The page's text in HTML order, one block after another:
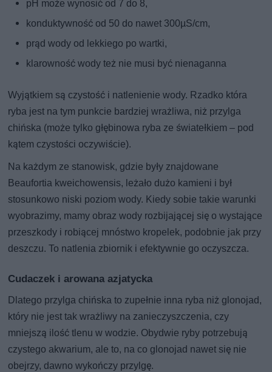
pH może wynosić od 7 do 8,
konduktywność od 50 do nawet 300µS/cm,
prąd wody od lekkiego po wartki,
klarowność wody też nie musi być nienaganna
Wyjątkiem są czystość i natlenienie wody. Rzadko która
ryba jest na tym punkcie bardziej wrażliwa, niż przylga
chińska (może tylko głębinowa ryba ze światełkiem – pod
kątem czystości oczywiście).
Na każdym ze stanowisk, gdzie były znajdowane
Beaufortia kweichowensis, leżało dużo kamieni i był
stosunkowo niski poziom wody. Kiedy sobie takie warunki
wyobrazimy, mamy obraz wody rozbijającej się o wystające
przeszkody i robiącej mnóstwo kropelek, podobnie jak przy
deszczu. To natlenia zbiornik i efektywnie go oczyszcza.
Cudaczek i arowana azjatycka
Dlatego przylga chińska to zupełnie inna ryba niż glonojad,
który nie jest tak wrażliwy na zanieczyszczenia, czy
mniejszą ilość tlenu w wodzie. Obydwie ryby potrzebują
czystego akwarium, ale to, na co glonojad nawet się nie
obejrzy, dawno wykończy przylgę.